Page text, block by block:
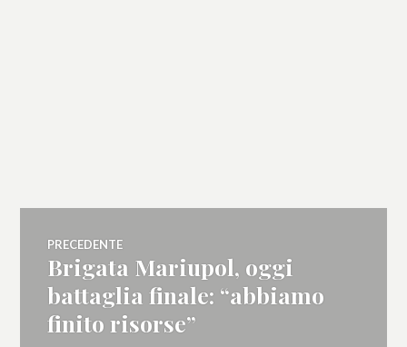
Navigazione
articoli
PRECEDENTE
Articolo
precedente:
Brigata Mariupol, oggi
battaglia finale: “abbiamo
finito risorse”